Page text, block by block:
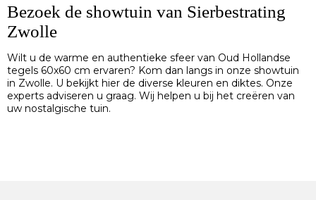
Bezoek de showtuin van Sierbestrating
Zwolle
Wilt u de warme en authentieke sfeer van Oud Hollandse
tegels 60x60 cm ervaren? Kom dan langs in onze showtuin
in Zwolle. U bekijkt hier de diverse kleuren en diktes. Onze
experts adviseren u graag. Wij helpen u bij het creëren van
uw nostalgische tuin.